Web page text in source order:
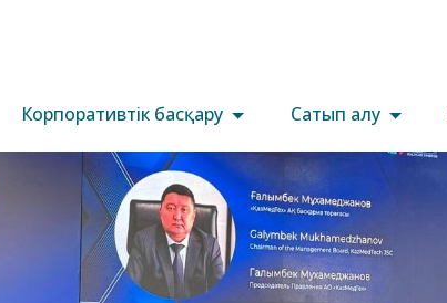
Корпоративтік басқару Сатып алу